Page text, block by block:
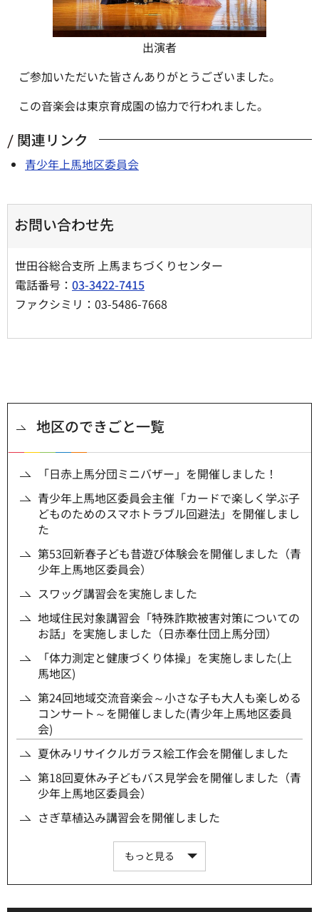
出演者
ご参加いただいた皆さんありがとうございました。
この音楽会は東京育成園の協力で行われました。
関連リンク
青少年上馬地区委員会
お問い合わせ先
世田谷総合支所 上馬まちづくりセンター
電話番号： 03-3422-7415
ファクシミリ：03-5486-7668
地区のできごと一覧
「日赤上馬分団ミニバザー」を開催しました！
青少年上馬地区委員会主催「カードで楽しく学ぶ子
どものためのスマホトラブル回避法」を開催しまし
た
第53回新春子ども昔遊び体験会を開催しました（青
少年上馬地区委員会）
スワッグ講習会を実施しました
地域住民対象講習会「特殊詐欺被害対策についての
お話」を実施しました（日赤奉仕団上馬分団）
「体力測定と健康づくり体操」を実施しました(上
馬地区)
第24回地域交流音楽会～小さな子も大人も楽しめる
コンサート～を開催しました(青少年上馬地区委員
会)
夏休みリサイクルガラス絵工作会を開催しました
第18回夏休み子どもバス見学会を開催しました（青
少年上馬地区委員会）
さぎ草植込み講習会を開催しました
もっと見る